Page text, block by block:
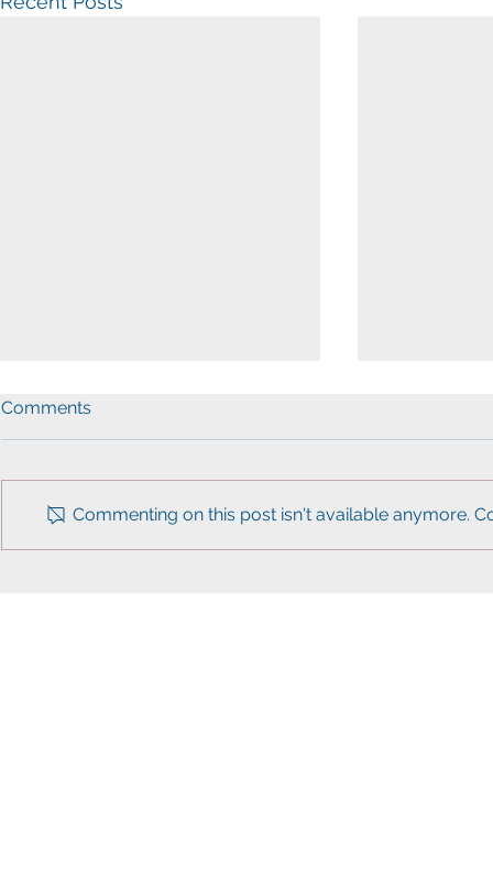
Comments
Commenting on this post isn't available anymore.